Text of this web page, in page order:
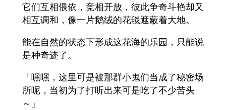
它们互相偎依，竞相开放，彼此争奇斗艳却又
相互调和，像一片鹅绒的花毯遮蔽着大地。
能在自然的状态下形成这花海的乐园，只能说
是种奇迹了。
「嘿嘿，这里可是被那群小鬼们当成了秘密场
所呢，当初为了打听出来可是吃了不少苦头
～」